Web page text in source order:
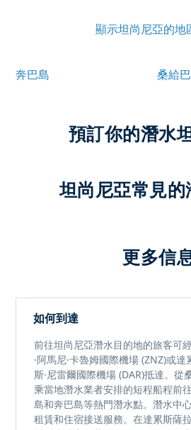
顯示坦尚尼亞的地
奔巴島 桑給
預訂你的潛水
坦尚尼亞常見
更多信
如何到達
前往坦尚尼亞潛水目的地的旅客可
·阿馬尼·卡魯姆國際機場 (ZNZ)或達
斯·尼雷爾國際機場 (DAR)抵達。從
乘當地潛水業者安排的短程船程前
島和奔巴島等熱門潛水點。潛水中
租賃和住宿接送服務。在達累斯薩